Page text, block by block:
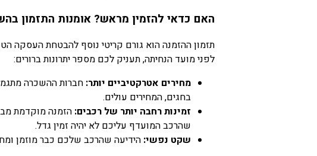
האם כדאי להזמין מראש? אומנות התזמון
תזמון ההזמנה הוא גורם קריטי נוסף להבטחת העסקה
לפני מועד הנחיתה, תעניק לכם מספר יתרונות ברורים:
מחירים אטרקטיביים יותר: חברות ההשכרה
בחגים, המחירים עולים.
זמינות רחבה יותר של רכבים: הזמנה מוקדמת
שהרכב המועדף עליכם לא יהיה זמין גדל.
שקט נפשי: הידיעה שהרכב שלכם כבר מוזמן